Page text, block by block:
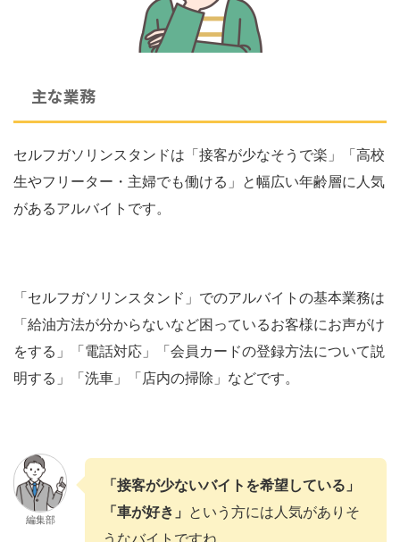
主な業務
セルフガソリンスタンドは「接客が少なそうで楽」「高校
生やフリーター・主婦でも働ける」と幅広い年齢層に人気
があるアルバイトです。
「セルフガソリンスタンド」でのアルバイトの基本業務は
「給油方法が分からないなど困っているお客様にお声がけ
をする」「電話対応」「会員カードの登録方法について説
明する」「洗車」「店内の掃除」などです。
編集部
「接客が少ないバイトを希望している」
「車が好き」 という方には人気がありそ
うなバイトですね。